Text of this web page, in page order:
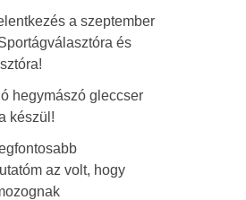
a szeptember
és
hegymászó gleccser
készül!
az volt, hogy